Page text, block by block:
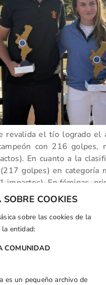
COOKIES
sobre las cookies de la
entidad:
COMUNIDAD
es un pequeño archivo de
revalida el tío logrado
con 216 golpes,
En cuanto a la
golpes) en
impactos). En féminas,
que Rocío Caturla
Email
Otras